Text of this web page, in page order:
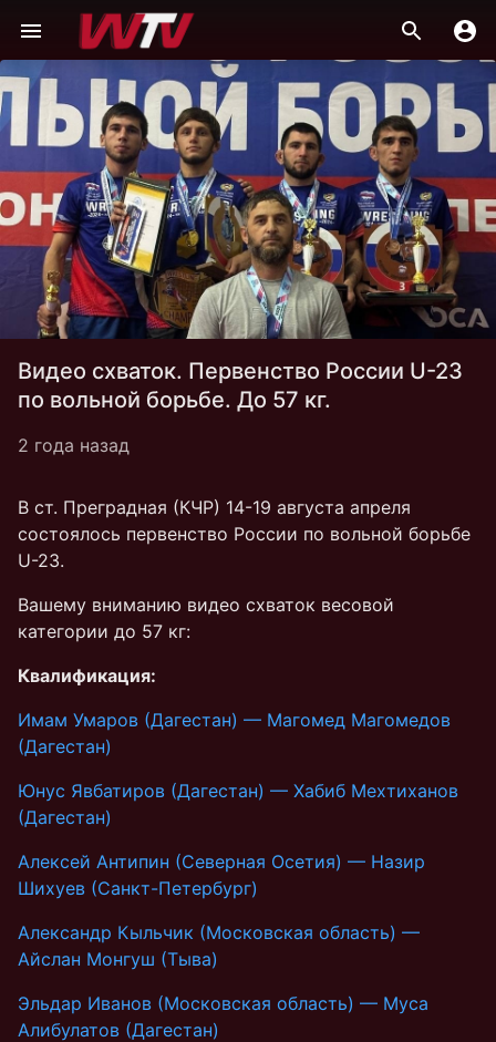
Видео схваток. Первенство России U-23
по вольной борьбе. До 57 кг.
2 года назад
В ст. Преградная (КЧР) 14-19 августа апреля
состоялось первенство России по вольной борьбе
U-23.
Вашему вниманию видео схваток весовой
категории до 57 кг:
Квалификация:
Имам Умаров (Дагестан) — Магомед Магомедов
(Дагестан)
Юнус Явбатиров (Дагестан) — Хабиб Мехтиханов
(Дагестан)
Алексей Антипин (Северная Осетия) — Назир
Шихуев (Санкт-Петербург)
Александр Кыльчик (Московская область) —
Айслан Монгуш (Тыва)
Эльдар Иванов (Московская область) — Муса
Алибулатов (Дагестан)